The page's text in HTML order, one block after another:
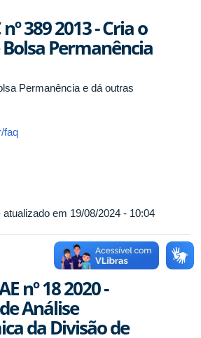
389 2013 - Cria o
Permanência
Permanência e dá outras
faq
atualizado em 19/08/2024 - 10:04
nº 18 2020 -
Análise
da Divisão de